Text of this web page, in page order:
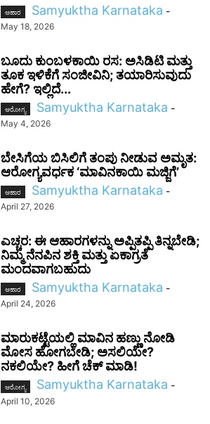
ಆಹಾರ Samyuktha Karnataka -
May 18, 2026
ಬೂದು ಕುಂಬಳಕಾಯಿ ರಸ: ಅಸಿಡಿಟಿ ಮತ್ತು
ತೂಕ ಇಳಿಕೆಗೆ ಸಂಜೀವಿನಿ; ತಯಾರಿಸುವುದು
ಹೇಗೆ? ಇಲ್ಲಿದೆ...
ಆರೋಗ್ಯ Samyuktha Karnataka -
May 4, 2026
ಬೇಸಿಗೆಯ ಬಿಸಿಲಿಗೆ ತಂಪು ನೀಡುವ ಅಮೃತ:
ಆರೋಗ್ಯವರ್ಧಕ ‘ಮಾವಿನಕಾಯಿ ಮಜ್ಜಿಗೆ’
ಆಹಾರ Samyuktha Karnataka -
April 27, 2026
ಎಚ್ಚರ: ಈ ಆಹಾರಗಳನ್ನು ಅಪ್ಪಿತಪ್ಪಿ ತಿನ್ನಬೇಡಿ;
ನಿಮ್ಮ ನೆನಪಿನ ಶಕ್ತಿ ಮತ್ತು ಏಕಾಗ್ರತೆ
ಮಂದವಾಗಬಹುದು
ಆಹಾರ Samyuktha Karnataka -
April 24, 2026
ಮಾರುಕಟ್ಟೆಯಲ್ಲಿ ಮಾವಿನ ಹಣ್ಣು ನೋಡಿ
ಮೋಸ ಹೋಗಬೇಡಿ; ಅಸಲಿಯೇ?
ನಕಲಿಯೇ? ಹೀಗೆ ಚೆಕ್ ಮಾಡಿ!
ಆರೋಗ್ಯ Samyuktha Karnataka -
April 10, 2026